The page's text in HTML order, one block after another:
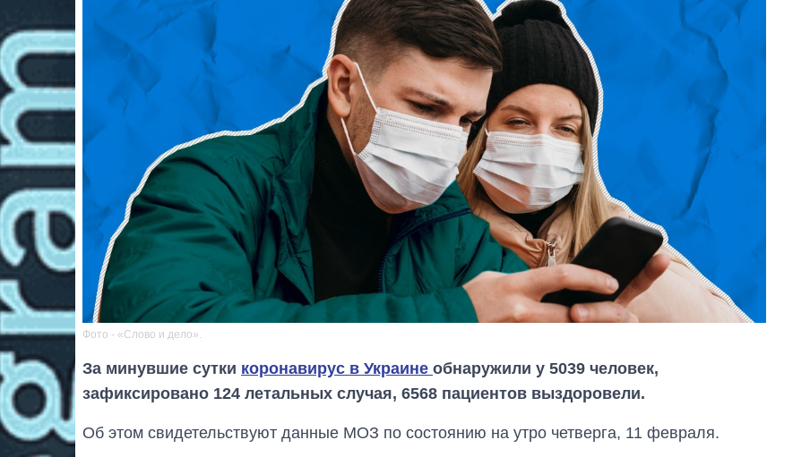
Фото - «Слово и дело».
За минувшие сутки коронавирус в Украине обнаружили у 5039 человек,
зафиксировано 124 летальных случая, 6568 пациентов выздоровели.
Об этом свидетельствуют данные МОЗ по состоянию на утро четверга, 11 февраля.